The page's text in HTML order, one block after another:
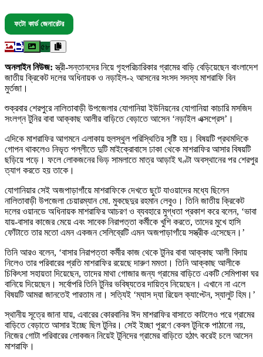
ফটো কার্ড জেনারেটর
৫৮
অনলাইন নিউজ: স্ত্রী-সন্তানদের নিয়ে গৃহপরিচারিকার গ্রামের বাড়ি বেড়িয়েছেন বাংলাদেশ
জাতীয় ক্রিকেট দলের অধিনায়ক ও নড়াইল-২ আসনের সংসদ সদস্য মাশরাফি বিন
মুর্তজা।
শুক্রবার শেরপুরে নালিতাবাড়ী উপজেলার যোগানিয়া ইউনিয়নের যোগানিয়া কাচারি মসজিদ
সংলগ্ন টুনির বাবা আক্কাছ আলীর বাড়িতে বেড়াতে আসেন ‘নড়াইল এক্সপ্রেস’।
এদিকে মাশরাফির আগমনে এলাকায় হুলস্থুল পরিস্থিতির সৃষ্টি হয়। বিষয়টি প্রথমদিকে
গোপন থাকলেও নিভৃত পল্লীতে দুটি মাইক্রোবাসে ঢাকা থেকে মাশরাফির আসার বিষয়টি
ছড়িয়ে পড়ে। ফলে লোকজনের ভিড় সামলাতে মাত্র আড়াই ঘণ্টা অবস্থানের পর শেরপুর
ত্যাগ করতে হয় তাকে।
যোগানিয়ার সেই অজপাড়াগাঁয়ে মাশরাফিকে দেখতে ছুটে যাওয়াদের মধ্যে ছিলেন
নালিতাবাড়ী উপজেলা চেয়ারম্যান মো. মুকছেদুর রহমান লেবুও। তিনি জাতীয় ক্রিকেট
দলের ওয়ানডে অধিনায়ক মাশরাফির আচরণ ও ব্যবহারে মুগ্ধতা প্রকাশ করে বলেন, ‘ভাবা
যায়-বাসার কাজের মেয়ে এবং সাবেক নিরাপত্তা কর্মীকে খুশি করতে, তাদের মুখে হাসি
ফোঁটাতে তার মতো এমন একজন সেলিব্রেটি এমন অজপাড়াগাঁয়ে সস্ত্রীক এসেছেন।’
তিনি আরও বলেন, ‘বাসার নিরাপত্তা কর্মীর কাজ থেকে টুনির বাবা আক্কাছ আলী বিদায়
নিলেও তার পরিবারের প্রতি মাশরাফির রয়েছে দারুণ মমতা। তিনি আক্কাছ আলীকে
চিকিৎসা সহায়তা দিয়েছেন, তাদের মাথা গোজার জন্য গ্রামের বাড়িতে একটি সেমিপাকা ঘর
বানিয়ে দিয়েছেন। সর্বোপরি তিনি টুনির ভবিষ্যতের দায়িত্ব নিয়েছেন। এখানে না এলে
বিষয়টি আমরা জানতেই পারতাম না। সত্যিই ‘ম্যাস দ্যা রিয়েল ক্যাপ্টেন, স্যালুট হিম।’
স্থানীয় সূত্রে জানা যায়, এবারের কোরবানির ঈদ মাশরাফির বাসাতে কাটলেও পরে গ্রামের
বাড়িতে বেড়াতে আসার ইচ্ছে ছিল টুনির। সেই ইচ্ছা পূরণে কেবল টুনিকে পাঠানো নয়,
নিজের গোটা পরিবারের লোকজন নিয়েই টুনিদের গ্রামের বাড়িতে হঠাৎ করেই চলে আসেন
মাশরাফি।